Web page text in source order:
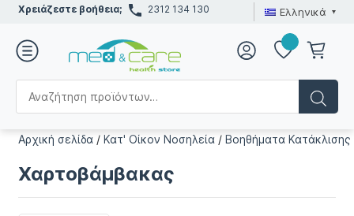
Χρειάζεστε βοήθεια; 2312 134 130 Ελληνικά
Αρχική σελίδα /Κατ' Οίκον Νοσηλεία /Βοηθήματα Κατάκλισης
Χαρτοβάμβακας